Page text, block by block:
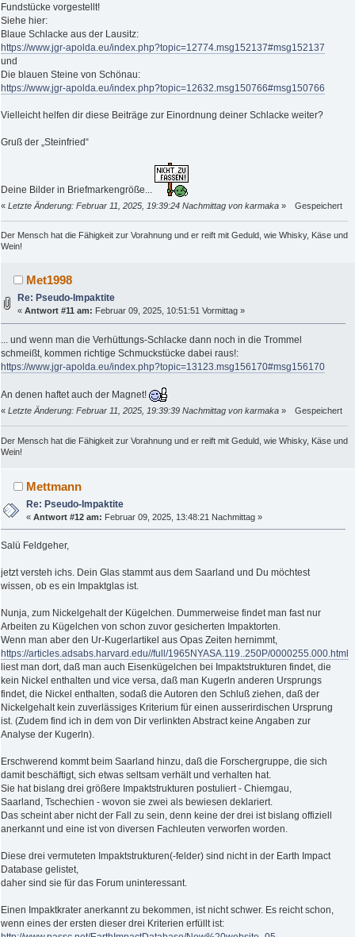
Fundstücke vorgestellt!
Siehe hier:
Blaue Schlacke aus der Lausitz:
https://www.jgr-apolda.eu/index.php?topic=12774.msg152137#msg152137
und
Die blauen Steine von Schönau:
https://www.jgr-apolda.eu/index.php?topic=12632.msg150766#msg150766
Vielleicht helfen dir diese Beiträge zur Einordnung deiner Schlacke weiter?
Gruß der „Steinfried“
Deine Bilder in Briefmarkengröße...
« Letzte Änderung: Februar 11, 2025, 19:39:24 Nachmittag von karmaka » Gespeichert
Der Mensch hat die Fähigkeit zur Vorahnung und er reift mit Geduld, wie Whisky, Käse und
Wein!
Met1998
Re: Pseudo-Impaktite
«Antwort #11 am: Februar 09, 2025, 10:51:51 Vormittag »
... und wenn man die Verhüttungs-Schlacke dann noch in die Trommel
schmeißt, kommen richtige Schmuckstücke dabei raus!:
https://www.jgr-apolda.eu/index.php?topic=13123.msg156170#msg156170
An denen haftet auch der Magnet!
« Letzte Änderung: Februar 11, 2025, 19:39:39 Nachmittag von karmaka » Gespeichert
Der Mensch hat die Fähigkeit zur Vorahnung und er reift mit Geduld, wie Whisky, Käse und
Wein!
Mettmann
Re: Pseudo-Impaktite
«Antwort #12 am: Februar 09, 2025, 13:48:21 Nachmittag »
Salü Feldgeher,
jetzt versteh ichs. Dein Glas stammt aus dem Saarland und Du möchtest
wissen, ob es ein Impaktglas ist.
Nunja, zum Nickelgehalt der Kügelchen. Dummerweise findet man fast nur
Arbeiten zu Kügelchen von schon zuvor gesicherten Impaktorten.
Wenn man aber den Ur-Kugerlartikel aus Opas Zeiten hernimmt,
https://articles.adsabs.harvard.edu//full/1965NYASA.119..250P/0000255.000.html
liest man dort, daß man auch Eisenkügelchen bei Impaktstrukturen findet, die
kein Nickel enthalten und vice versa, daß man Kugerln anderen Ursprungs
findet, die Nickel enthalten, sodaß die Autoren den Schluß ziehen, daß der
Nickelgehalt kein zuverlässiges Kriterium für einen ausserirdischen Ursprung
ist. (Zudem find ich in dem von Dir verlinkten Abstract keine Angaben zur
Analyse der Kugerln).
Erschwerend kommt beim Saarland hinzu, daß die Forschergruppe, die sich
damit beschäftigt, sich etwas seltsam verhält und verhalten hat.
Sie hat bislang drei größere Impaktstrukturen postuliert - Chiemgau,
Saarland, Tschechien - wovon sie zwei als bewiesen deklariert.
Das scheint aber nicht der Fall zu sein, denn keine der drei ist bislang offiziell
anerkannt und eine ist von diversen Fachleuten verworfen worden.
Diese drei vermuteten Impaktstrukturen(-felder) sind nicht in der Earth Impact
Database gelistet,
daher sind sie für das Forum uninteressant.
Einen Impaktkrater anerkannt zu bekommen, ist nicht schwer. Es reicht schon,
wenn eines der ersten dieser drei Kriterien erfüllt ist: